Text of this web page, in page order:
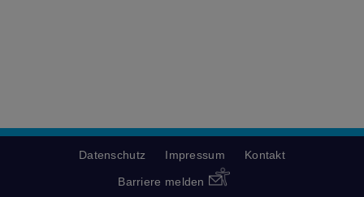
Datenschutz Impressum Kontakt
Barriere melden